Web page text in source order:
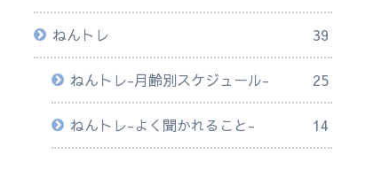
ねんトレ 39
ねんトレ-月齢別スケジュール- 25
ねんトレ-よく聞かれること- 14